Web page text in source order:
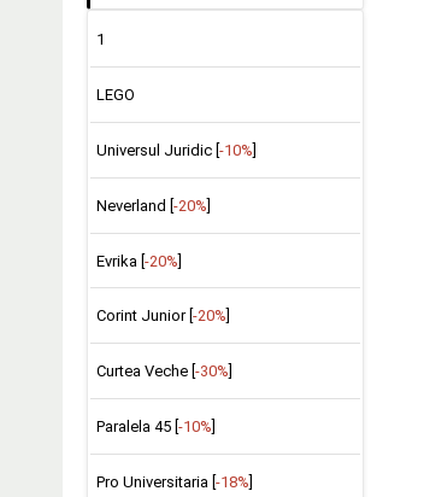
1
LEGO
Universul Juridic [ -10%
Neverland [-20%]
Evrika [-20%]
Corint Junior [ -20%
Curtea Veche [ -30%
Paralela 45 [ -10%
Pro Universitaria [ -18%